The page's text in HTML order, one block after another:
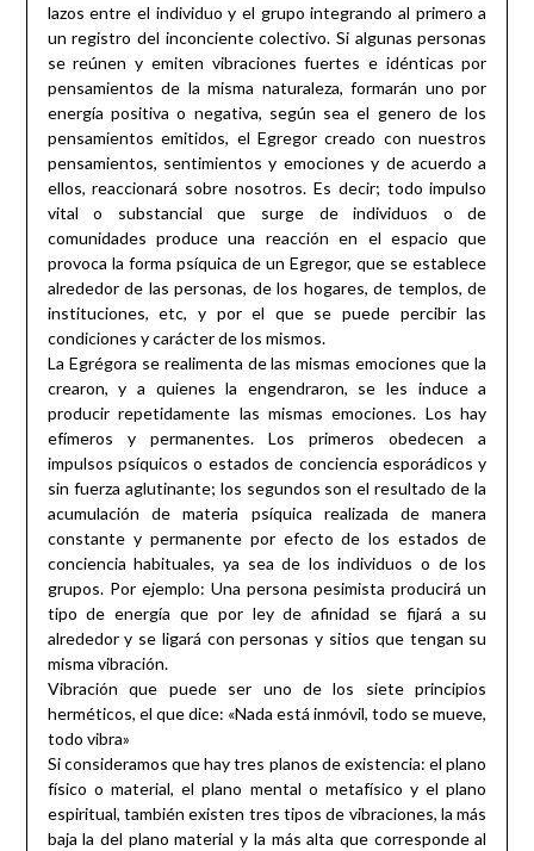
lazos entre el individuo y el grupo integrando al primero a
un registro del inconciente colectivo. Si algunas personas
se reúnen y emiten vibraciones fuertes e idénticas por
pensamientos de la misma naturaleza, formarán uno por
energía positiva o negativa, según sea el genero de los
pensamientos emitidos, el Egregor creado con nuestros
pensamientos, sentimientos y emociones y de acuerdo a
ellos, reaccionará sobre nosotros. Es decir; todo impulso
vital o substancial que surge de individuos o de
comunidades produce una reacción en el espacio que
provoca la forma psíquica de un Egregor, que se establece
alrededor de las personas, de los hogares, de templos, de
instituciones, etc, y por el que se puede percibir las
condiciones y carácter de los mismos.
La Egrégora se realimenta de las mismas emociones que la
crearon, y a quienes la engendraron, se les induce a
producir repetidamente las mismas emociones. Los hay
efímeros y permanentes. Los primeros obedecen a
impulsos psíquicos o estados de conciencia esporádicos y
sin fuerza aglutinante; los segundos son el resultado de la
acumulación de materia psíquica realizada de manera
constante y permanente por efecto de los estados de
conciencia habituales, ya sea de los individuos o de los
grupos. Por ejemplo: Una persona pesimista producirá un
tipo de energía que por ley de afinidad se fijará a su
alrededor y se ligará con personas y sitios que tengan su
misma vibración.
Vibración que puede ser uno de los siete principios
herméticos, el que dice: «Nada está inmóvil, todo se mueve,
todo vibra»
Si consideramos que hay tres planos de existencia: el plano
físico o material, el plano mental o metafísico y el plano
espiritual, también existen tres tipos de vibraciones, la más
baja la del plano material y la más alta que corresponde al